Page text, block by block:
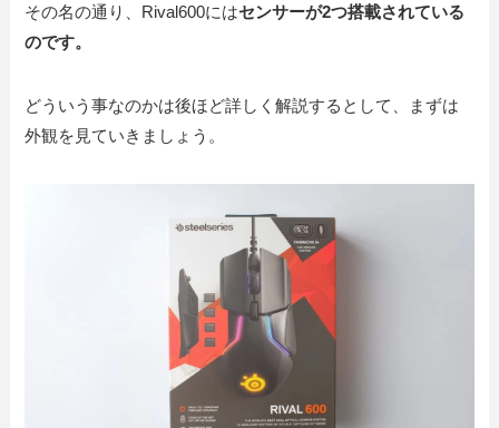
その名の通り、Rival600にはセンサーが2つ搭載されている
のです。
どういう事なのかは後ほど詳しく解説するとして、まずは
外観を見ていきましょう。